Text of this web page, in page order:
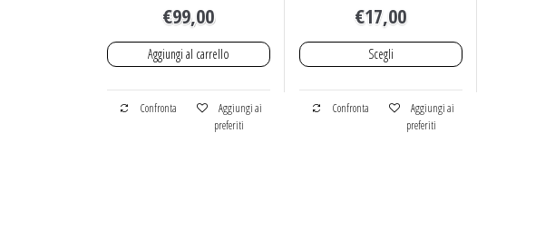
€99,00
Aggiungi al carrello
Confronta
Aggiungi ai
preferiti
€17,00
Scegli
Confronta
Aggiungi ai
preferiti